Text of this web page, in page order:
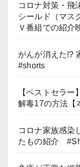
コロナ対策・飛
シールド（マス
Ｖ番組での紹介
がんが消えた!?
#shorts
【ベストセラ
解毒17の方法【
コロナ家族感染
たもの紹介